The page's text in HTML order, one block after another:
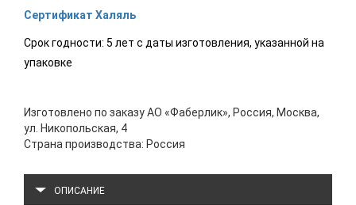
Сертификат Халяль
Срок годности: 5 лет с даты изготовления, указанной на
упаковке
Изготовлено по заказу АО «Фаберлик», Россия, Москва,
ул. Никопольская, 4
Страна производства: Россия
ОПИСАНИЕ